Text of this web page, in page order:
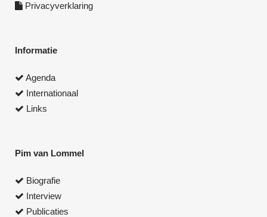
Privacyverklaring
Informatie
Agenda
Internationaal
Links
Pim van Lommel
Biografie
Interview
Publicaties